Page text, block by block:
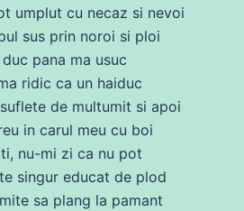
umplut cu necaz si nevoi
sus prin noroi si ploi
duc pana ma usuc
ridic ca un haiduc
de multumit si apoi
in carul meu cu boi
nu-mi zi ca nu pot
singur educat de plod
sa plang la pamant